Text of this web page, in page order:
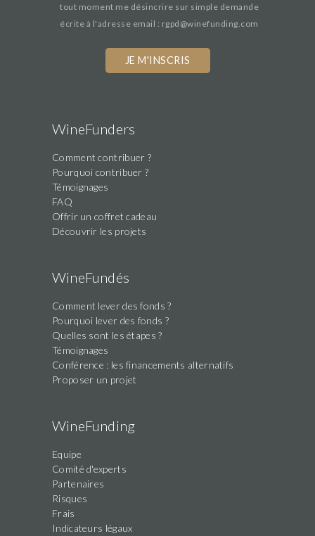
tout moment me désincrire sur simple demande
écrite à l'adresse email : rgpd@winefunding.com
WineFunders
Comment contribuer ?
Pourquoi contribuer ?
Témoignages
FAQ
Offrir un coffret cadeau
Découvrir les projets
WineFundés
Comment lever des fonds ?
Pourquoi lever des fonds ?
Quelles sont les étapes ?
Témoignages
Conférence : les financements alternatifs
Proposer un projet
WineFunding
Equipe
Comité d'experts
Partenaires
Risques
Frais
Indicateurs légaux